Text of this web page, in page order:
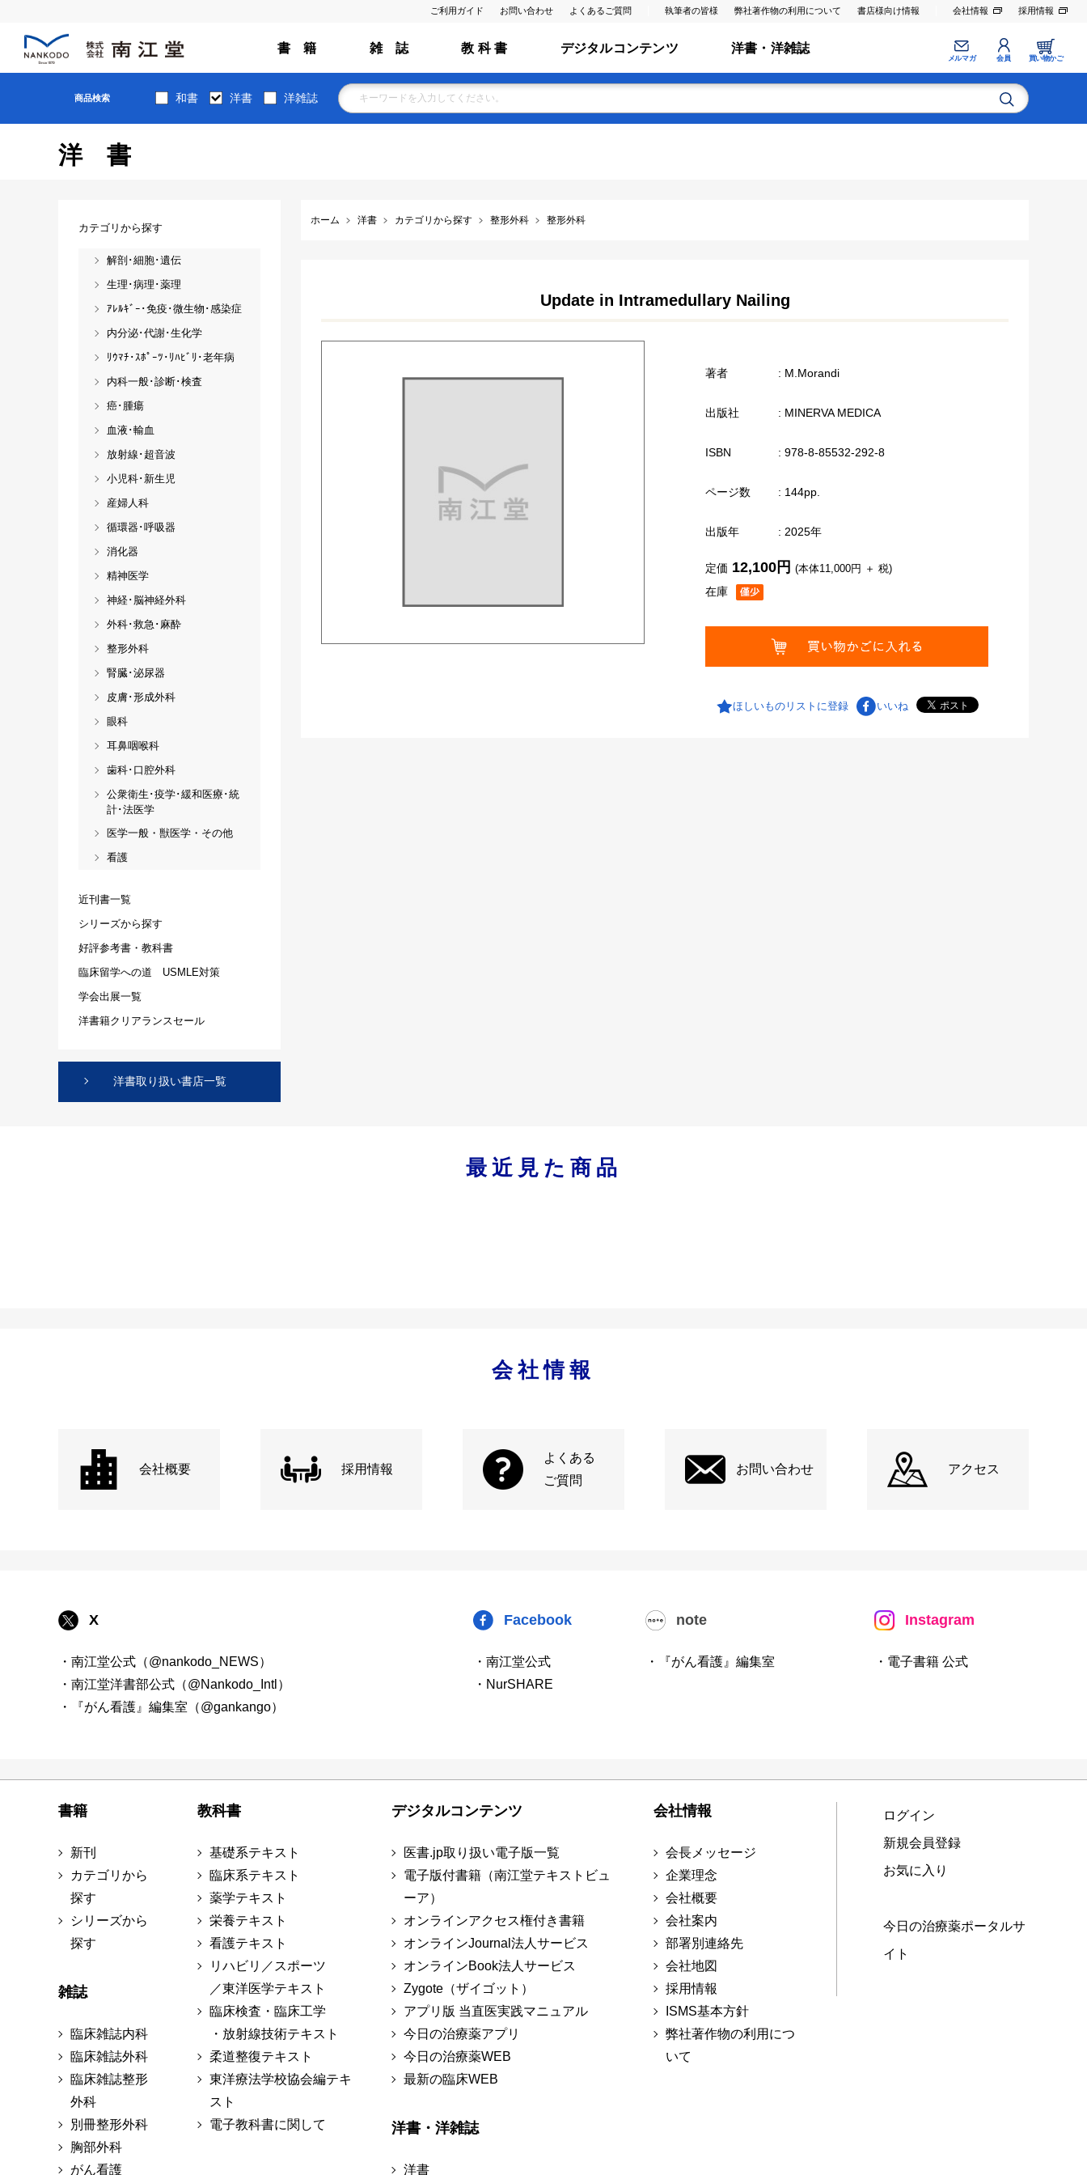
ご利用ガイド お問い合わせ よくあるご質問 執筆者の皆様 弊社著作物の利用について 書店様向け情報 会社情報 採用情報
書 籍 雑 誌 教 科 書 デジタルコンテンツ 洋書・洋雑誌
メルマガ 会員 買い物かご
商品検索 和書 洋書 洋雑誌
洋書
ホーム 洋書 カテゴリから探す 整形外科 整形外科
Update in Intramedullary Nailing
著者 : M.Morandi
出版社 : MINERVA MEDICA
ISBN : 978-8-85532-292-8
ページ数 : 144pp.
出版年 : 2025年
在庫
定価 12,100円 (本体11,000円 ＋ 税)
ほしいものリストに登録 いいね
カテゴリから探す
解剖･細胞･遺伝
生理･病理･薬理
ｱﾚﾙｷﾞｰ･免疫･微生物･感染症
内分泌･代謝･生化学
ﾘｳﾏﾁ･ｽﾎﾟｰﾂ･ﾘﾊﾋﾞﾘ･老年病
内科一般･診断･検査
癌･腫瘍
血液･輸血
放射線･超音波
小児科･新生児
産婦人科
循環器･呼吸器
消化器
精神医学
神経･脳神経外科
外科･救急･麻酔
整形外科
腎臓･泌尿器
皮膚･形成外科
眼科
耳鼻咽喉科
歯科･口腔外科
公衆衛生･疫学･緩和医療･統
計･法医学
医学一般・獣医学・その他
看護
近刊書一覧
シリーズから探す
好評参考書・教科書
臨床留学への道 USMLE対策
学会出展一覧
洋書籍クリアランスセール
洋書取り扱い書店一覧
最近見た商品
会社情報
会社概要 採用情報
よくある
ご質問
お問い合わせ アクセス
X
・南江堂公式（@nankodo_NEWS）
・南江堂洋書部公式（@Nankodo_Intl）
・『がん看護』編集室（@gankango）
Facebook
・南江堂公式
・NurSHARE
note
・『がん看護』編集室
Instagram
・電子書籍 公式
書籍
新刊
カテゴリから
探す
シリーズから
探す
雑誌
臨床雑誌内科
臨床雑誌外科
臨床雑誌整形
外科
別冊整形外科
胸部外科
がん看護
教科書
基礎系テキスト
臨床系テキスト
薬学テキスト
栄養テキスト
看護テキスト
リハビリ／スポーツ
／東洋医学テキスト
臨床検査・臨床工学
・放射線技術テキスト
柔道整復テキスト
東洋療法学校協会編テキ
スト
電子教科書に関して
デジタルコンテンツ
医書.jp取り扱い電子版一覧
電子版付書籍（南江堂テキストビュ
ーア）
オンラインアクセス権付き書籍
オンラインJournal法人サービス
オンラインBook法人サービス
Zygote（ザイゴット）
アプリ版 当直医実践マニュアル
今日の治療薬アプリ
今日の治療薬WEB
最新の臨床WEB
洋書・洋雑誌
洋書
会社情報
会長メッセージ
企業理念
会社概要
会社案内
部署別連絡先
会社地図
採用情報
ISMS基本方針
弊社著作物の利用につ
いて
ログイン
新規会員登録
お気に入り
今日の治療薬ポータルサ
イト